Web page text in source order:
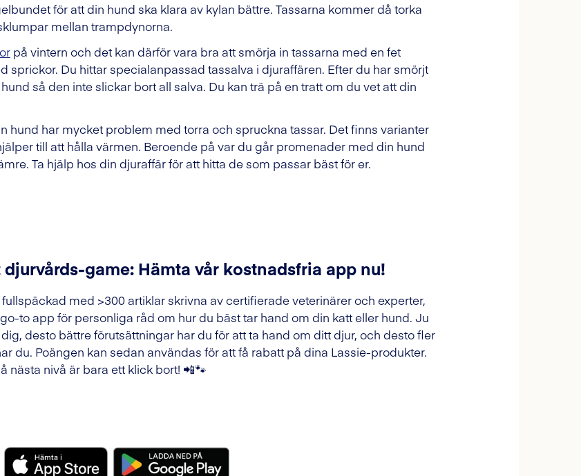
för att din hund ska klara av kylan bättre. Tassarna kommer då torka
mellan trampdynorna.
på vintern och det kan därför vara bra att smörja in tassarna med en fet
sprickor. Du hittar specialanpassad tassalva i djuraffären. Efter du har smörjt
så den inte slickar bort all salva. Du kan trä på en tratt om du vet att din
hund har mycket problem med torra och spruckna tassar. Det finns varianter
till att hålla värmen. Beroende på var du går promenader med din hund
Ta hjälp hos din djuraffär för att hitta de som passar bäst för er.
game: Hämta vår kostnadsfria app nu!
med >300 artiklar skrivna av certifierade veterinärer och experter,
to app för personliga råd om hur du bäst tar hand om din katt eller hund. Ju
desto bättre förutsättningar har du för att ta hand om ditt djur, och desto fler
du. Poängen kan sedan användas för att få rabatt på dina Lassie-produkter.
nästa nivå är bara ett klick bort! 📲🐾